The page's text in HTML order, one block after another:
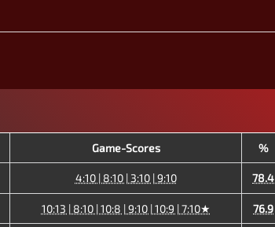
Game-Scores %
4:10 | 8:10 | 3:10 | 9:10 78.4
10:13 | 8:10 | 10:8 | 9:10 | 10:9 | 7:10★ 76.9